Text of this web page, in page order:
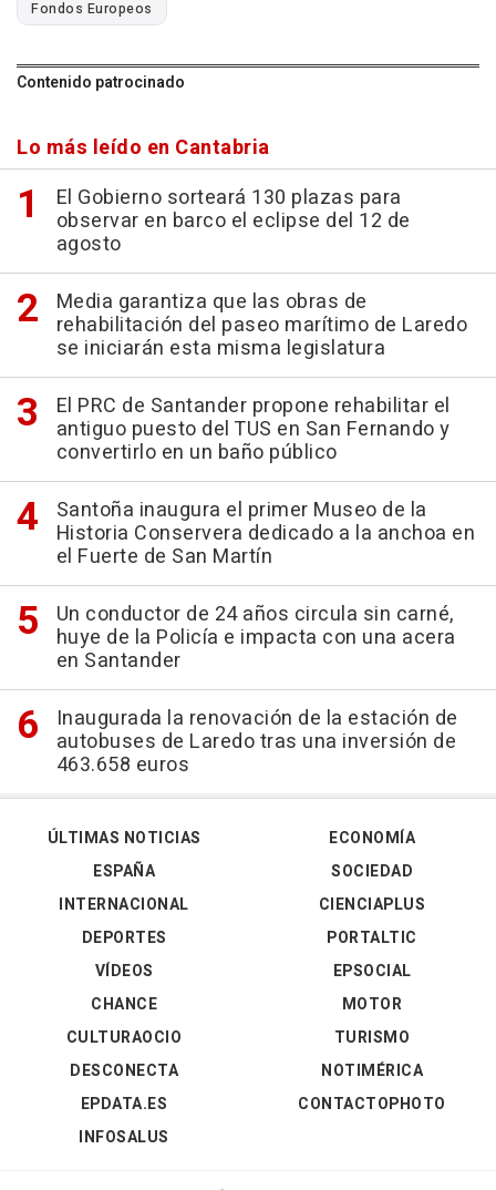
Fondos Europeos
Contenido patrocinado
Lo más leído en Cantabria
El Gobierno sorteará 130 plazas para
observar en barco el eclipse del 12 de
agosto
Media garantiza que las obras de
rehabilitación del paseo marítimo de Laredo
se iniciarán esta misma legislatura
El PRC de Santander propone rehabilitar el
antiguo puesto del TUS en San Fernando y
convertirlo en un baño público
Santoña inaugura el primer Museo de la
Historia Conservera dedicado a la anchoa en
el Fuerte de San Martín
Un conductor de 24 años circula sin carné,
huye de la Policía e impacta con una acera
en Santander
Inaugurada la renovación de la estación de
autobuses de Laredo tras una inversión de
463.658 euros
ÚLTIMAS NOTICIAS
ESPAÑA
INTERNACIONAL
DEPORTES
VÍDEOS
ECONOMÍA
SOCIEDAD
CIENCIAPLUS
PORTALTIC
EPSOCIAL
CHANCE
CULTURAOCIO
DESCONECTA
EPDATA.ES
INFOSALUS
MOTOR
TURISMO
NOTIMÉRICA
CONTACTOPHOTO